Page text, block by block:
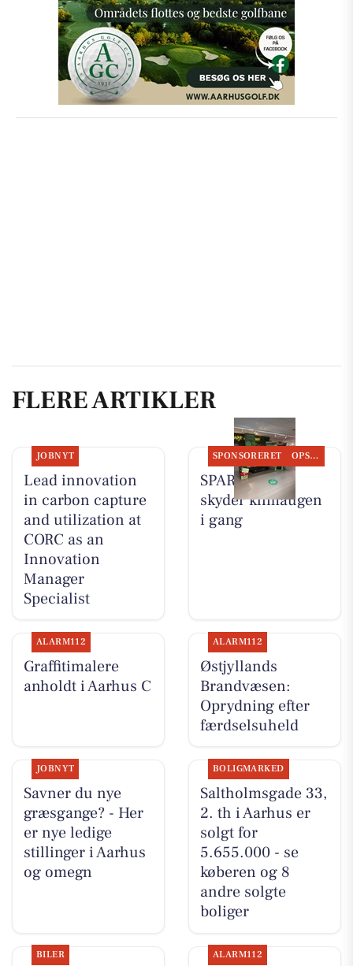
FLERE ARTIKLER
JOBNYT
Lead innovation
in carbon capture
and utilization at
CORC as an
Innovation
Manager
Specialist
SPONSORERET OPSLAGSTAVLEN
SPAR Skejby
skyder klimaugen
i gang
ALARM112
Graffitimalere
anholdt i Aarhus C
ALARM112
Østjyllands
Brandvæsen:
Oprydning efter
færdselsuheld
JOBNYT
Savner du nye
græsgange? - Her
er nye ledige
stillinger i Aarhus
og omegn
BOLIGMARKED
Saltholmsgade 33,
2. th i Aarhus er
solgt for
5.655.000 - se
køberen og 8
andre solgte
boliger
BILER ALARM112